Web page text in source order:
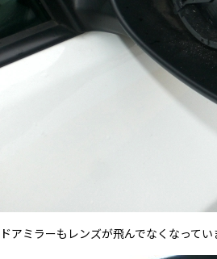
ドアミラーもレンズが飛んでなくなってい